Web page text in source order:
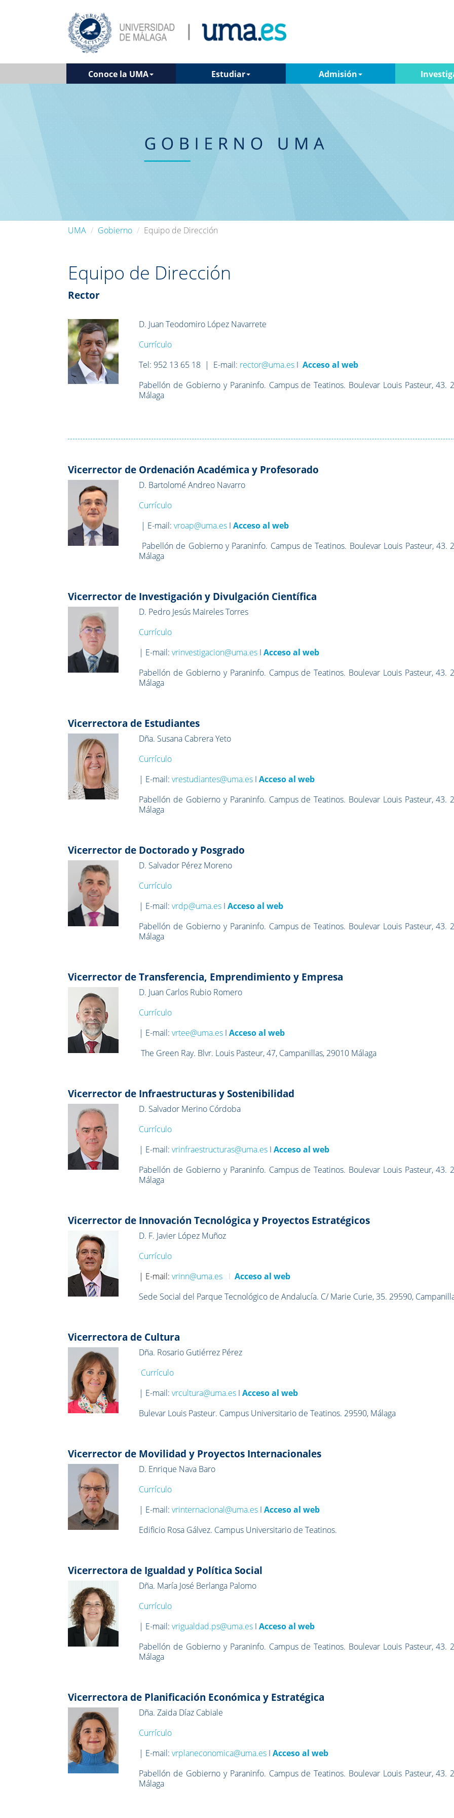
Conoce la UMA Estudiar Admisión
UMA Gobierno Equipo de Dirección
Equipo de Dirección
Rector
D. Juan Teodomiro López Navarrete
Currículo
Tel: 952 13 65 18 | E-mail: rector@uma.es IAcceso al web
Pabellón de Gobierno y Paraninfo. Campus de Teatinos. Boulevar Louis Pasteur, 43.
Málaga
Vicerrector de Ordenación Académica y Profesorado
D. Bartolomé Andreo Navarro
Currículo
| E-mail:vroap@uma.es IAcceso al web
Pabellón de Gobierno y Paraninfo. Campus de Teatinos. Boulevar Louis Pasteur, 43.
Málaga
Vicerrector de Investigación y Divulgación Científica
D. Pedro Jesús Maireles Torres
Currículo
| E-mail:vrinvestigacion@uma.es IAcceso al web
Pabellón de Gobierno y Paraninfo. Campus de Teatinos. Boulevar Louis Pasteur, 43.
Málaga
Vicerrectora de Estudiantes
Dña. Susana Cabrera Yeto
Currículo
| E-mail:vrestudiantes@uma.es IAcceso al web
Pabellón de Gobierno y Paraninfo. Campus de Teatinos. Boulevar Louis Pasteur, 43.
Málaga
Vicerrector de Doctorado y Posgrado
D. Salvador Pérez Moreno
Currículo
| E-mail:vrdp@uma.es I Acceso al web
Pabellón de Gobierno y Paraninfo. Campus de Teatinos. Boulevar Louis Pasteur, 43.
Málaga
Vicerrector de Transferencia, Emprendimiento y Empresa
D. Juan Carlos Rubio Romero
Currículo
| E-mail:vrtee@uma.es I Acceso al web
The Green Ray. Blvr. Louis Pasteur, 47, Campanillas, 29010 Málaga
Vicerrector de Infraestructuras y Sostenibilidad
D. Salvador Merino Córdoba
Currículo
| E-mail:vrinfraestructuras@uma.es IAcceso al web
Pabellón de Gobierno y Paraninfo. Campus de Teatinos. Boulevar Louis Pasteur, 43.
Málaga
Vicerrector de Innovación Tecnológica y Proyectos Estratégicos
D. F. Javier López Muñoz
Currículo
| E-mail: vrinn@uma.es IAcceso al web
Sede Social del Parque Tecnológico de Andalucía. C/ Marie Curie, 35. 29590,
Vicerrectora de Cultura
Dña. Rosario Gutiérrez Pérez
Currículo
| E-mail:vrcultura@uma.es IAcceso al web
Bulevar Louis Pasteur. Campus Universitario de Teatinos. 29590, Málaga
Vicerrector de Movilidad y Proyectos Internacionales
D. Enrique Nava Baro
Currículo
| E-mail:vrinternacional@uma.es IAcceso al web
Edificio Rosa Gálvez. Campus Universitario de Teatinos.
Vicerrectora de Igualdad y Política Social
Dña. María José Berlanga Palomo
Currículo
| E-mail:vrigualdad.ps@uma.es IAcceso al web
Pabellón de Gobierno y Paraninfo. Campus de Teatinos. Boulevar Louis Pasteur, 43.
Málaga
Vicerrectora de Planificación Económica y Estratégica
Dña. Zaida Díaz Cabiale
Currículo
| E-mail:vrplaneconomica@uma.es I Acceso al web
Pabellón de Gobierno y Paraninfo. Campus de Teatinos. Boulevar Louis Pasteur, 43.
Málaga